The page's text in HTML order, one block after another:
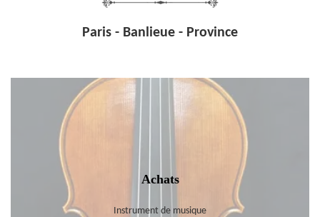
Paris - Banlieue - Province
Achats
Instrument de musique